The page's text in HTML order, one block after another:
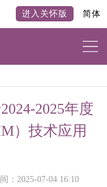
进入关怀版 简体
2025年度
）技术应用
：2025-07-04 16:10